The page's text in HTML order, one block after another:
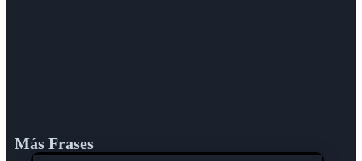
Más Frases